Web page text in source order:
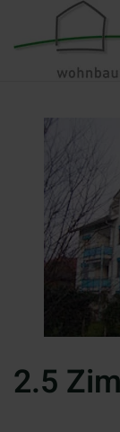
Zum
2.5